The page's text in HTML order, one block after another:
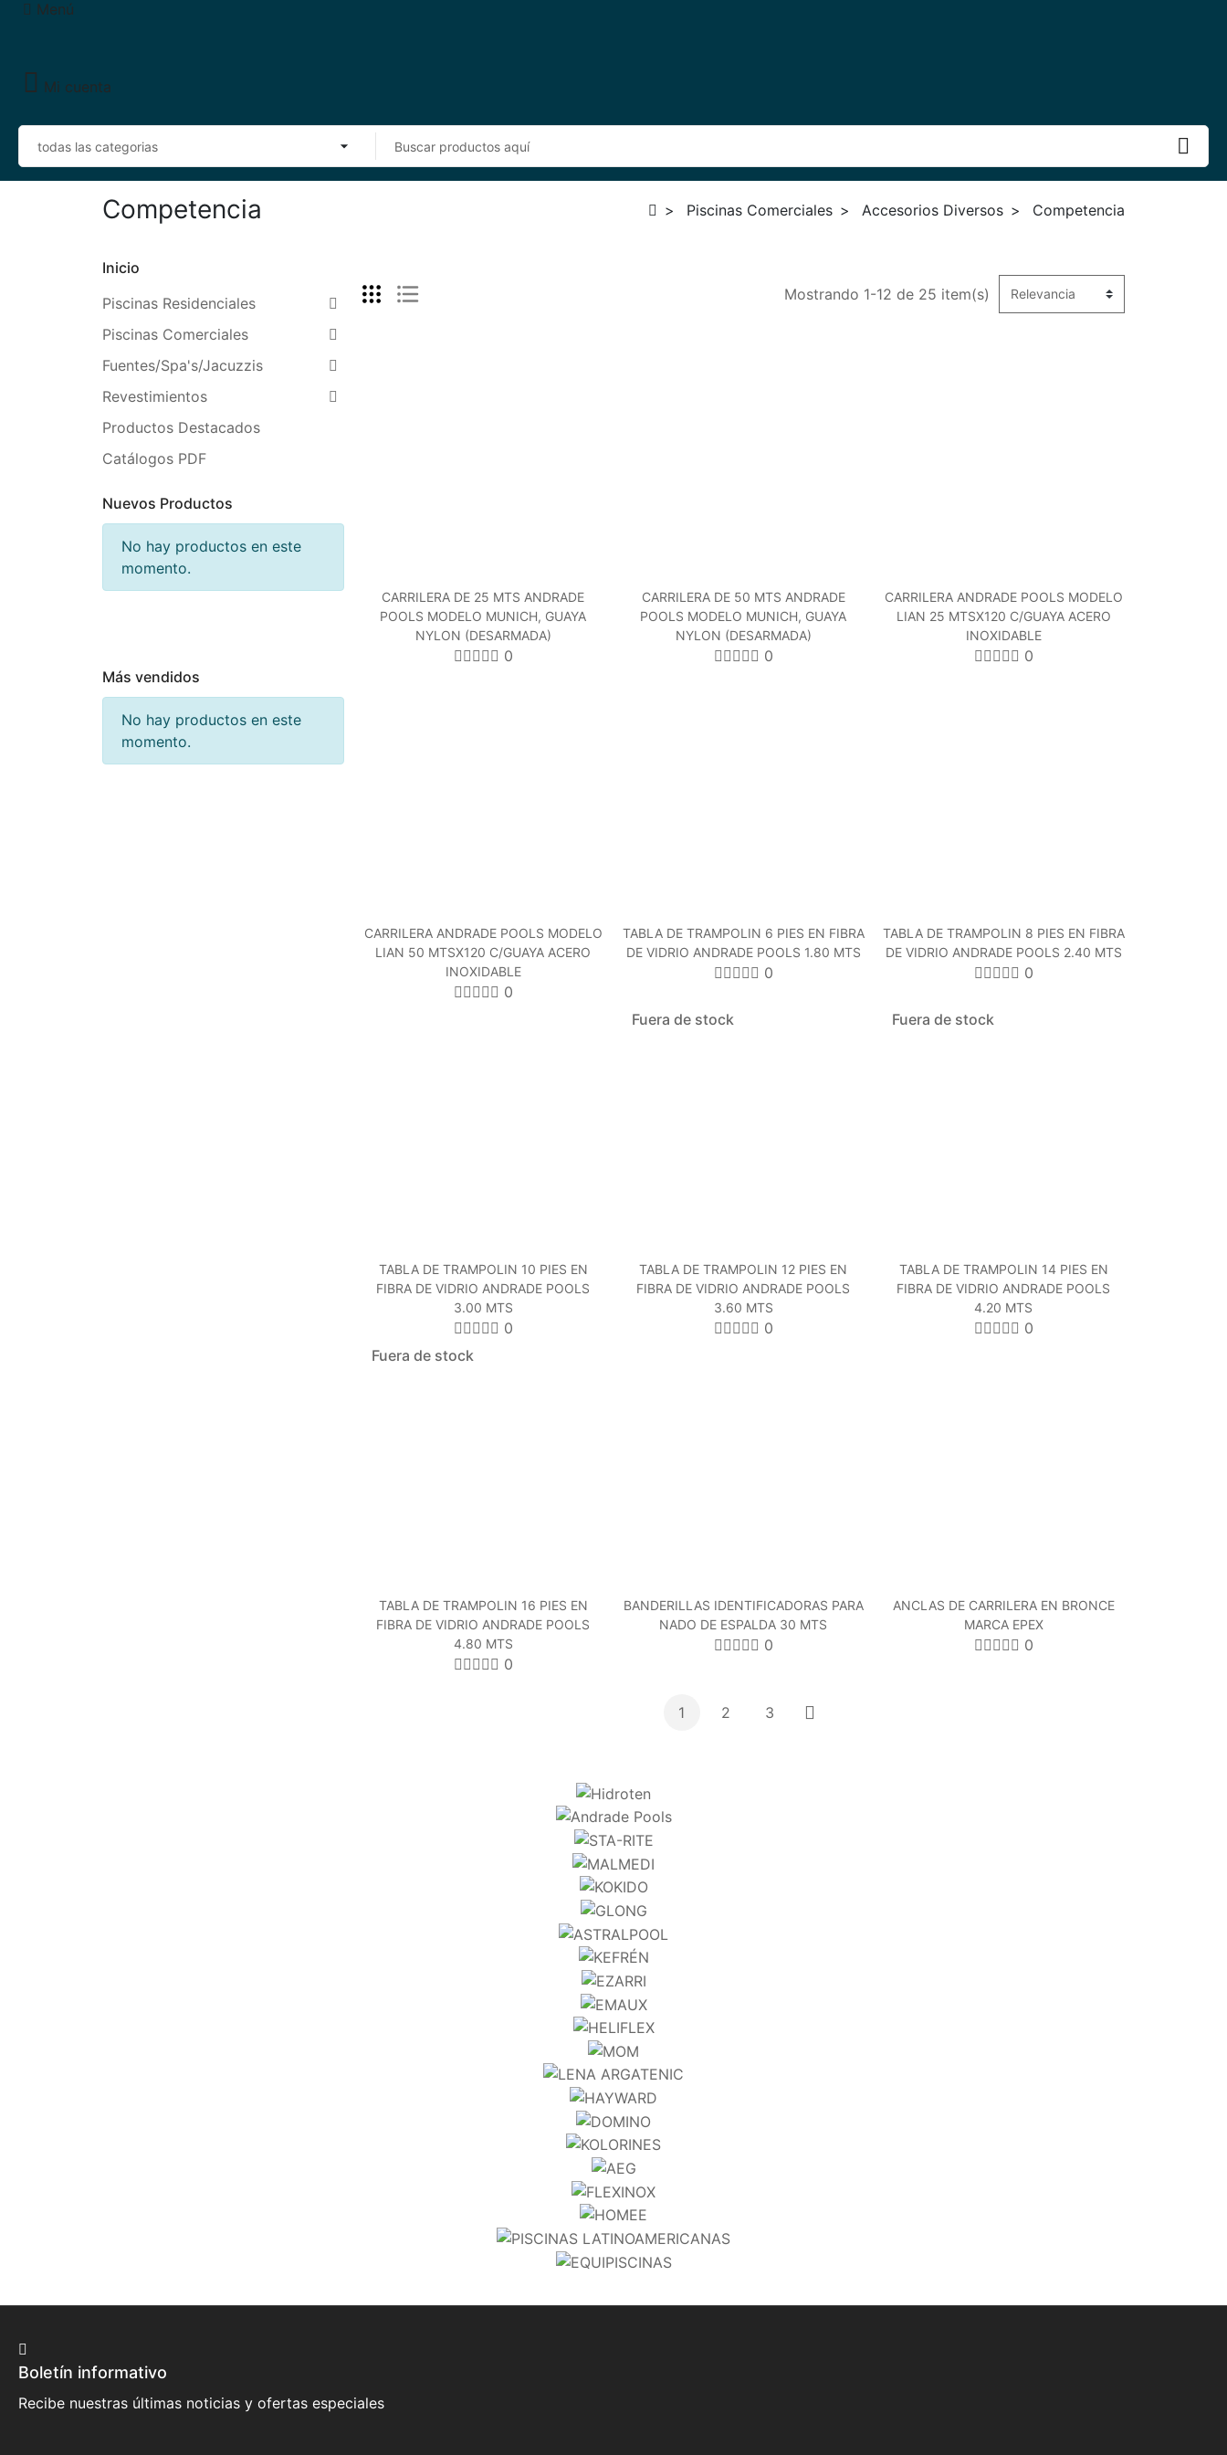
Menú
Mi cuenta
Competencia Piscinas Comerciales Accesorios Diversos Competencia
Inicio
Piscinas Residenciales
Piscinas Comerciales
Fuentes/Spa's/Jacuzzis
Revestimientos
Productos Destacados
Catálogos PDF
Nuevos Productos
No hay productos en este
momento.
Más vendidos
No hay productos en este
momento.
Mostrando 1-12 de 25 item(s)
CARRILERA DE 25 MTS ANDRADE
POOLS MODELO MUNICH, GUAYA
NYLON (DESARMADA)
0
CARRILERA DE 50 MTS ANDRADE
POOLS MODELO MUNICH, GUAYA
NYLON (DESARMADA)
0
CARRILERA ANDRADE POOLS MODELO
LIAN 25 MTSX120 C/GUAYA ACERO
INOXIDABLE
0
CARRILERA ANDRADE POOLS MODELO
LIAN 50 MTSX120 C/GUAYA ACERO
INOXIDABLE
0
TABLA DE TRAMPOLIN 6 PIES EN FIBRA
DE VIDRIO ANDRADE POOLS 1.80 MTS
0
TABLA DE TRAMPOLIN 8 PIES EN FIBRA
DE VIDRIO ANDRADE POOLS 2.40 MTS
0
TABLA DE TRAMPOLIN 10 PIES EN
FIBRA DE VIDRIO ANDRADE POOLS
3.00 MTS
0
Fuera de stock
TABLA DE TRAMPOLIN 12 PIES EN
FIBRA DE VIDRIO ANDRADE POOLS
3.60 MTS
0
Fuera de stock
TABLA DE TRAMPOLIN 14 PIES EN
FIBRA DE VIDRIO ANDRADE POOLS
4.20 MTS
0
Fuera de stock
TABLA DE TRAMPOLIN 16 PIES EN
FIBRA DE VIDRIO ANDRADE POOLS
4.80 MTS
0
BANDERILLAS IDENTIFICADORAS PARA
NADO DE ESPALDA 30 MTS
0
ANCLAS DE CARRILERA EN BRONCE
MARCA EPEX
0
1 2 3
Próximo
Boletín informativo
Recibe nuestras últimas noticias y ofertas especiales